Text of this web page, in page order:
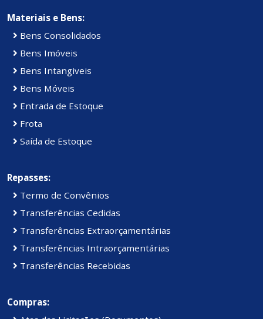
Materiais e Bens:
Bens Consolidados
Bens Imóveis
Bens Intangiveis
Bens Móveis
Entrada de Estoque
Frota
Saída de Estoque
Repasses:
Termo de Convênios
Transferências Cedidas
Transferências Extraorçamentárias
Transferências Intraorçamentárias
Transferências Recebidas
Compras: